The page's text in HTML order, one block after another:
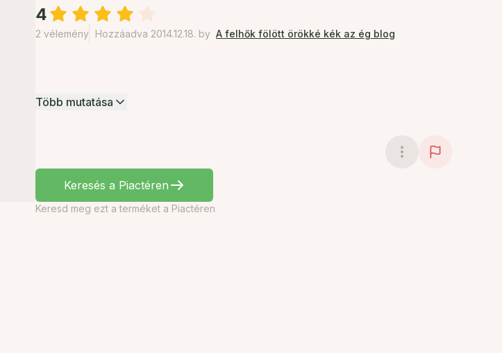
4
2 vélemény Hozzáadva 2014.12.18. by A felhők fölött örökké kék az ég blog
Több mutatása
Keresés a Piactéren
Keresd meg ezt a terméket a Piactéren